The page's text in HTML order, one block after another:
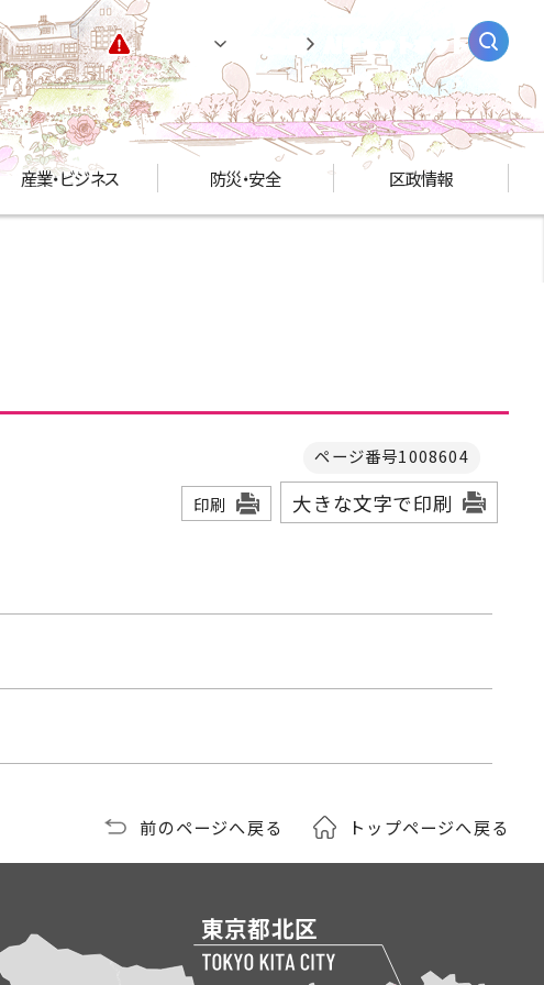
緊急情報 AIチャットボット
産業・ビジネス 防災・安全 区政情報
ページ番号1008604
印刷 大きな文字で印刷
前のページへ戻る トップページへ戻る